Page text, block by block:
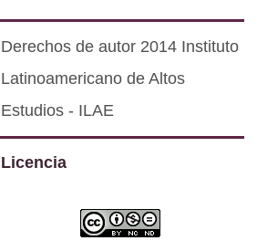
Derechos de autor 2014 Instituto
Latinoamericano de Altos
Estudios - ILAE
Licencia